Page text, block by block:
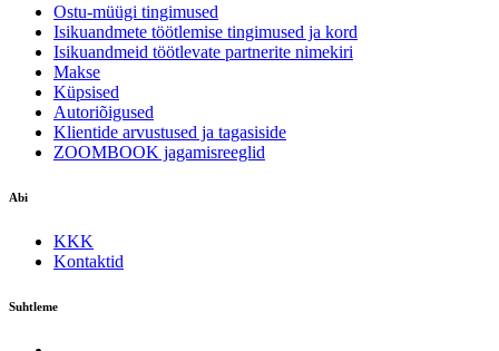
Ostu-müügi tingimused
Isikuandmete töötlemise tingimused ja kord
Isikuandmeid töötlevate partnerite nimekiri
Makse
Küpsised
Autoriõigused
Klientide arvustused ja tagasiside
ZOOMBOOK jagamisreeglid
Abi
KKK
Kontaktid
Suhtleme